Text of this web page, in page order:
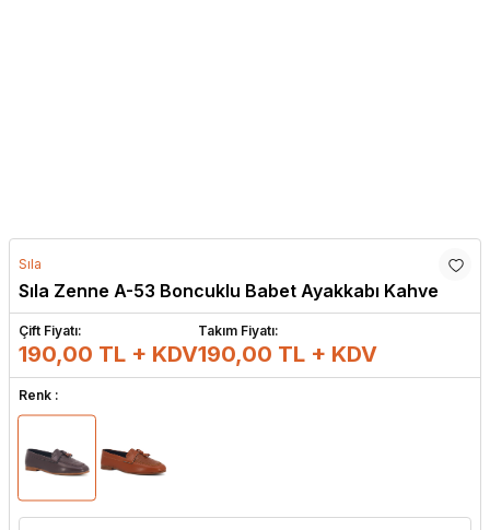
Sıla
Sıla Zenne A-53 Boncuklu Babet Ayakkabı Kahve
Çift Fiyatı:
190,00 TL + KDV
Takım Fiyatı:
190,00 TL + KDV
Renk :